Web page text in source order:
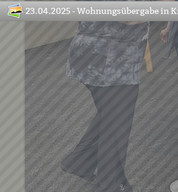
23.04.2025 - Wohnungsübergabe in